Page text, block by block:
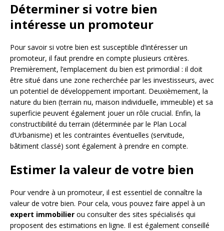
Déterminer si votre bien
intéresse un promoteur
Pour savoir si votre bien est susceptible d’intéresser un
promoteur, il faut prendre en compte plusieurs critères.
Premièrement, l’emplacement du bien est primordial : il doit
être situé dans une zone recherchée par les investisseurs, avec
un potentiel de développement important. Deuxièmement, la
nature du bien (terrain nu, maison individuelle, immeuble) et sa
superficie peuvent également jouer un rôle crucial. Enfin, la
constructibilité du terrain (déterminée par le Plan Local
d’Urbanisme) et les contraintes éventuelles (servitude,
bâtiment classé) sont également à prendre en compte.
Estimer la valeur de votre bien
Pour vendre à un promoteur, il est essentiel de connaître la
valeur de votre bien. Pour cela, vous pouvez faire appel à un
expert immobilier ou consulter des sites spécialisés qui
proposent des estimations en ligne. Il est également conseillé